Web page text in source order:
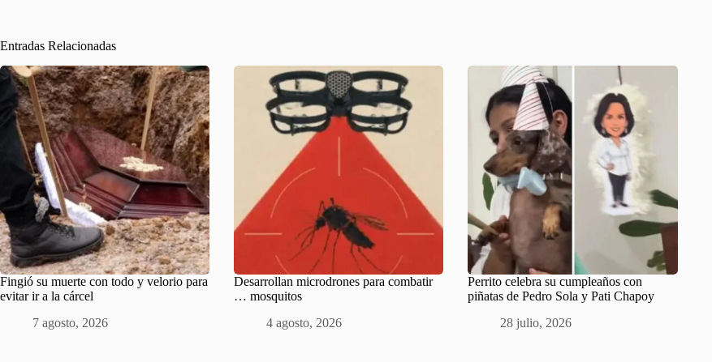
Entradas Relacionadas
Fingió su muerte con todo y velorio para
evitar ir a la cárcel
7 agosto, 2026
Desarrollan microdrones para combatir
… mosquitos
4 agosto, 2026
Perrito celebra su cumpleaños con
piñatas de Pedro Sola y Pati Chapoy
28 julio, 2026